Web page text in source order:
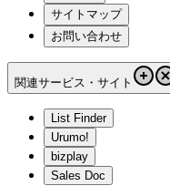
サイトマップ
お問い合わせ
関連サービス・サイト
List Finder
Urumo!
bizplay
Sales Doc